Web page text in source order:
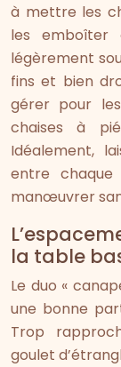
à mettre les
les emboîter
légèrement
fins et bien
gérer pour
chaises à
Idéalement,
entre
manœuvrer
la table
Le duo «
une bonne
Trop
goulet